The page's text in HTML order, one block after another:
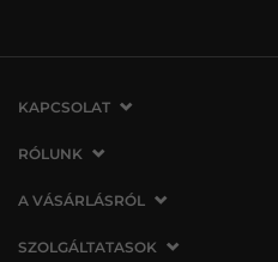
KAPCSOLAT
VERMONT Services Slovakia s. r. o.
821 07 Bratislava
Szlovákia
RÓLUNK
Cégünkről
Üzleteink
A VÁSÁRLÁSRÓL
A vásárlás menete
SZOLGÁLTATASOK